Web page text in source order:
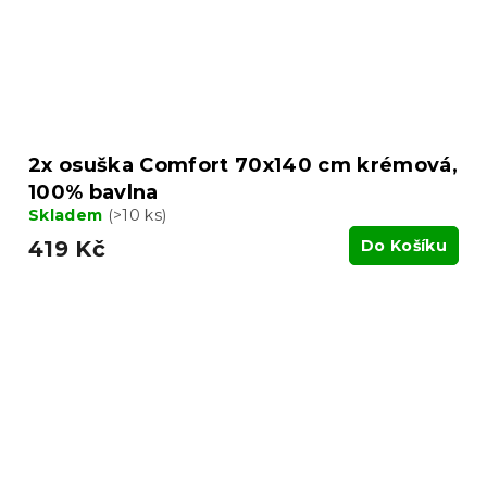
2x osuška Comfort 70x140 cm krémová,
100% bavlna
Skladem (>10 ks)
419 Kč Do Košíku